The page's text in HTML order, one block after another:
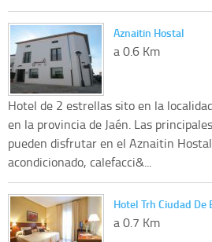
Aznaitin Hostal
a 0.6 Km
Hotel de 2 estrellas sito en la
en la provincia de Jaén. Las
pueden disfrutar en el Aznaitin
acondicionado, calefacci&...
Hotel Trh Ciudad De
a 0.7 Km